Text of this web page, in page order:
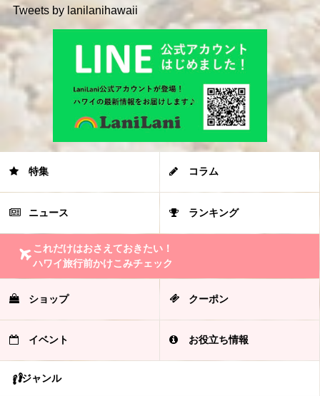
Tweets by lanilanihawaii
特集 コラム
ニュース ランキング
これだけはおさえておきたい！
ハワイ旅行前かけこみチェック
ショップ クーポン
イベント お役立ち情報
ジャンル